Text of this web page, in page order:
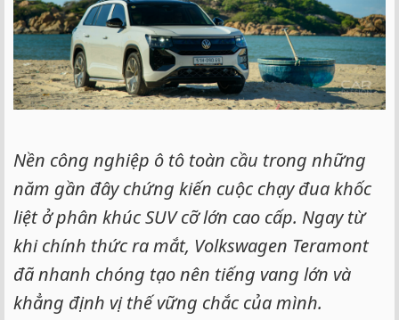
Nền công nghiệp ô tô toàn cầu trong những
năm gần đây chứng kiến cuộc chạy đua khốc
liệt ở phân khúc SUV cỡ lớn cao cấp. Ngay từ
khi chính thức ra mắt, Volkswagen Teramont
đã nhanh chóng tạo nên tiếng vang lớn và
khẳng định vị thế vững chắc của mình.